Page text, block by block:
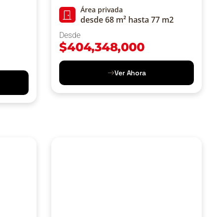
Área privada
desde 68 m² hasta 77 m2
Desde
$404,348,000
Ver Ahora